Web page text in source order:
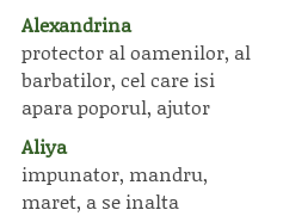
Alexandrina
protector al oamenilor, al
barbatilor, cel care isi
apara poporul, ajutor
Aliya
impunator, mandru,
maret, a se inalta